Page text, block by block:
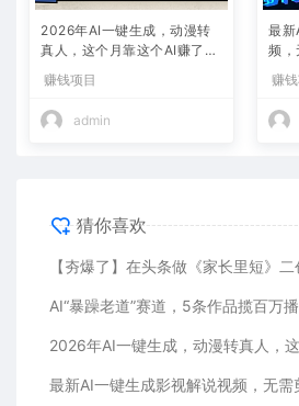
2026年AI一键生成，动漫转
真人，这个月靠这个AI赚了2
赚钱项目
admin
最新
频，
+
赚
猜你喜欢